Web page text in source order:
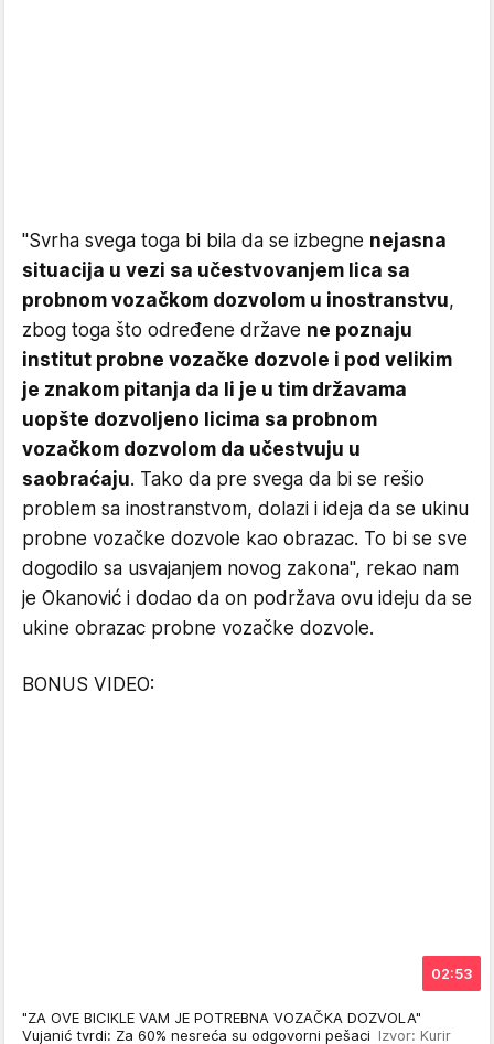
"Svrha svega toga bi bila da se izbegne nejasna
situacija u vezi sa učestvovanjem lica sa
probnom vozačkom dozvolom u inostranstvu,
zbog toga što određene države ne poznaju
institut probne vozačke dozvole i pod velikim
je znakom pitanja da li je u tim državama
uopšte dozvoljeno licima sa probnom
vozačkom dozvolom da učestvuju u
saobraćaju. Tako da pre svega da bi se rešio
problem sa inostranstvom, dolazi i ideja da se ukinu
probne vozačke dozvole kao obrazac. To bi se sve
dogodilo sa usvajanjem novog zakona", rekao nam
je Okanović i dodao da on podržava ovu ideju da se
ukine obrazac probne vozačke dozvole.
BONUS VIDEO:
02:53
"ZA OVE BICIKLE VAM JE POTREBNA VOZAČKA DOZVOLA"
Vujanić tvrdi: Za 60% nesreća su odgovorni pešaci Izvor: Kurir